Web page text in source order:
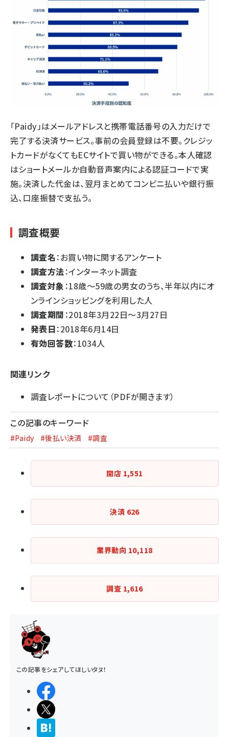
「Paidy」はメールアドレスと携帯電話番号の入力だけで
完了する決済サービス。事前の会員登録は不要。クレジッ
トカードがなくてもECサイトで買い物ができる。本人確認
はショートメールか自動音声案内による認証コードで実
施。決済した代金は、翌月まとめてコンビニ払いや銀行振
込、口座振替で支払う。
調査概要
調査名：お買い物に関するアンケート
調査方法：インターネット調査
調査対象 ：18歳～59歳の男女のうち、半年以内にオ
ンラインショッピングを利用した人
調査期間 ：2018年3月22日～3月27日
発表日：2018年6月14日
有効回答数：1034人
関連リンク
調査レポートについて （PDFが開きます）
この記事のキーワード
#Paidy #後払い決済 #調査
開店 1,551
決済 626
業界動向 10,118
調査 1,616
この記事をシェアしてほしいタヌ！